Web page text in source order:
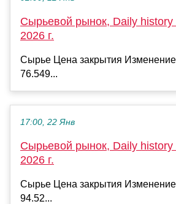
Сырьевой рынок, Daily history
2026 г.
Сырье Цена закрытия
76.549...
17:00, 22 Янв
Сырьевой рынок, Daily history
2026 г.
Сырье Цена закрытия
94.52...